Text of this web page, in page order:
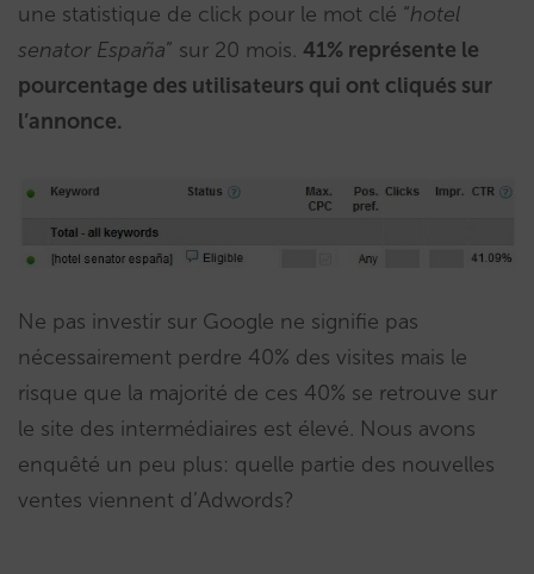
une statistique de click pour le mot clé “hotel
senator España” sur 20 mois. 41% représente le
pourcentage des utilisateurs qui ont cliqués sur
l’annonce.
Ne pas investir sur Google ne signifie pas
nécessairement perdre 40% des visites mais le
risque que la majorité de ces 40% se retrouve sur
le site des intermédiaires est élevé. Nous avons
enquêté un peu plus: quelle partie des nouvelles
ventes viennent d’Adwords?